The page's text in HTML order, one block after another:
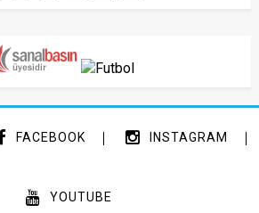
FACEBOOK INSTAGRAM
YOUTUBE